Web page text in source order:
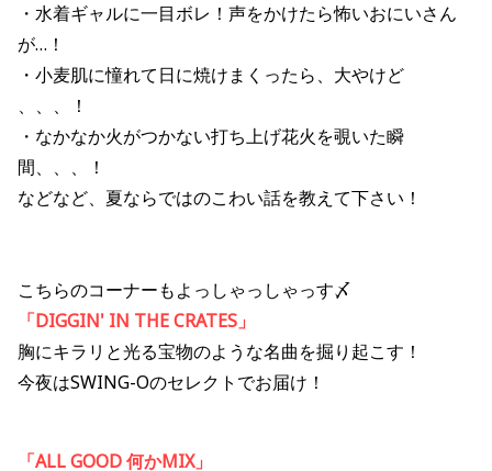
・水着ギャルに一目ボレ！声をかけたら怖いおにいさん
が…！
・小麦肌に憧れて日に焼けまくったら、大やけど
、、、！
・なかなか火がつかない打ち上げ花火を覗いた瞬
間、、、！
などなど、夏ならではのこわい話を教えて下さい！
こちらのコーナーもよっしゃっしゃっす〆
「DIGGIN' IN THE CRATES」
胸にキラリと光る宝物のような名曲を掘り起こす！
今夜はSWING-Oのセレクトでお届け！
「ALL GOOD 何かMIX」